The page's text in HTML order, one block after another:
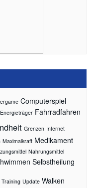
Computerspiel
Energieträger Fahrradfahren
Grenzen Internet
Maximalkraft Medikament
Nahrungsmittel
Selbstheilung
Training Update Walken